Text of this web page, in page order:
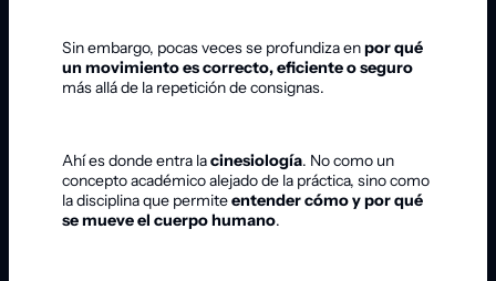
Sin embargo, pocas veces se profundiza enpor qué
un movimiento es correcto, eficiente o seguro
más allá de la repetición de consignas.
Ahí es donde entra lacinesiología. No como un
concepto académico alejado de la práctica, sino como
la disciplina que permiteentender cómo y por qué
se mueve el cuerpo humano.